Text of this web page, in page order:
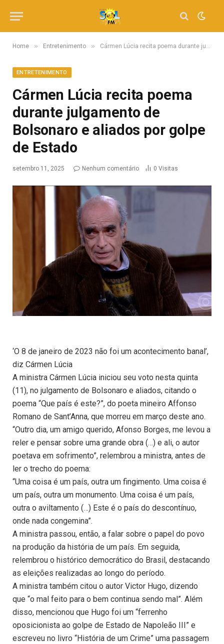
Home » Entretenimento » Cármen Lúcia recita poema durante julgamento de Bolsonaro e aliados por golpe de Estado
ENTRETENIMENTO
Cármen Lúcia recita poema
durante julgamento de
Bolsonaro e aliados por golpe
de Estado
setembro 11, 2025 Nenhum comentário 0 Visitas
‘O 8 de janeiro de 2023 não foi um acontecimento banal’,
diz Cármen Lúcia
A ministra Cármen Lúcia iniciou seu voto nesta quinta
(11), no julgamento de Bolsonaro e aliados, citando o
poema “Que país é este?”, do poeta mineiro Affonso
Romano de Sant’Anna, que morreu em março deste ano.
“Outro dia, um amigo querido, Afonso Borges, me levou a
reler e pensar sobre uma grande obra (…) e ali, o autor
poetava em sofrimento”, relembrou a ministra, antes de
ler o trecho do poema:
“Uma coisa é um país, outra um fingimento. Uma coisa é
um país, outra um monumento. Uma coisa é um país,
outra o aviltamento (…) Este é o país do descontínuo,
onde nada congemina”.
A ministra passou, então, a falar sobre o papel do povo
na produção da história de um país. Em seguida,
relembrou o histórico democrático do Brasil, destacando
as eleições realizadas ao longo do período.
A ministra também citou o autor Victor Hugo, dizendo
que “o mal feito para o bem continua sendo mal”. Além
disso, mencionou que Hugo foi um “ferrenho
oposicionista ao golpe de Estado de Napoleão III” e
escreveu no livro “História de um Crime” uma passagem